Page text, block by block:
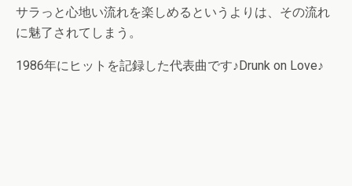
サラっと心地い流れを楽しめるというよりは、その流れ
に魅了されてしまう。
1986年にヒットを記録した代表曲です♪Drunk on Love♪